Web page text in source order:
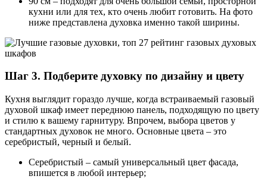
кухни или для тех, кто очень любит готовить. На фото
ниже представлена духовка именно такой ширины.
Шаг 3. Подберите духовку по дизайну и цвету
Кухня выглядит гораздо лучше, когда встраиваемый газовый
духовой шкаф имеет переднюю панель, подходящую по цвету
и стилю к вашему гарнитуру. Впрочем, выбора цветов у
стандартных духовок не много. Основные цвета – это
серебристый, черный и белый.
Серебристый – самый универсальный цвет фасада,
впишется в любой интерьер;